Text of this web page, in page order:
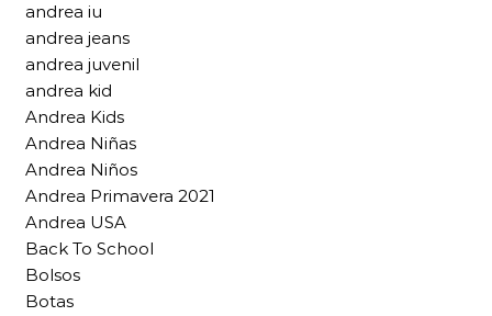
andrea iu
andrea jeans
andrea juvenil
andrea kid
Andrea Kids
Andrea Niñas
Andrea Niños
Andrea Primavera 2021
Andrea USA
Back To School
Bolsos
Botas